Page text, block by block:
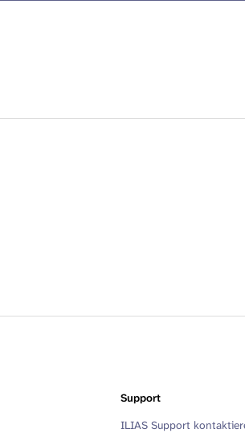
Support
ILIAS Support